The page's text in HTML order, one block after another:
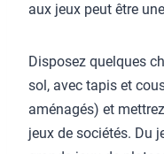
aux jeux peut être
Disposez quelques
sol, avec tapis et
aménagés) et
jeux de sociétés. Du